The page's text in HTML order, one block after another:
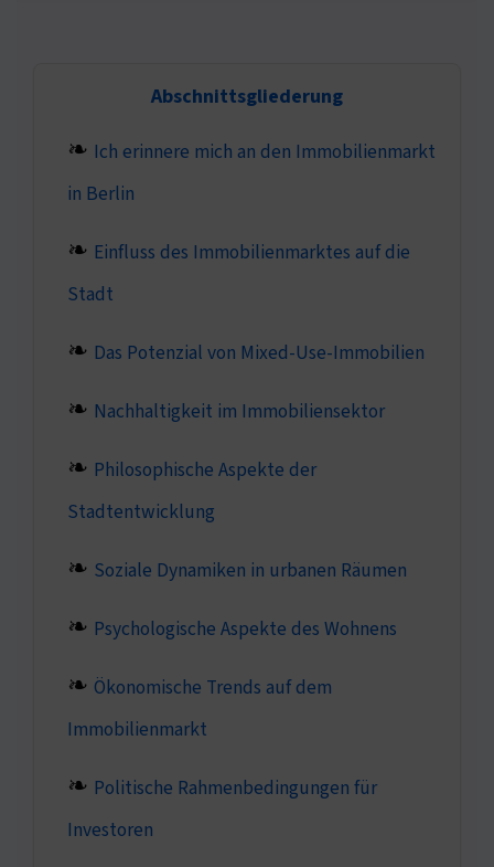
Abschnittsgliederung
Ich erinnere mich an den Immobilienmarkt
in Berlin
Einfluss des Immobilienmarktes auf die
Stadt
Das Potenzial von Mixed-Use-Immobilien
Nachhaltigkeit im Immobiliensektor
Philosophische Aspekte der
Stadtentwicklung
Soziale Dynamiken in urbanen Räumen
Psychologische Aspekte des Wohnens
Ökonomische Trends auf dem
Immobilienmarkt
Politische Rahmenbedingungen für
Investoren